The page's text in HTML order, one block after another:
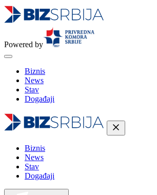
Powered by
Biznis
News
Stav
Događaji
Biznis
News
Stav
Događaji